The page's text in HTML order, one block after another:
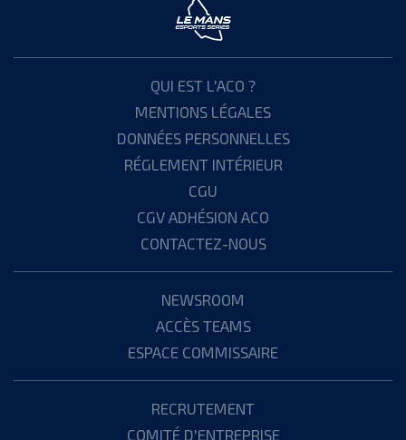
QUI EST L'ACO ?
MENTIONS LÉGALES
DONNÉES PERSONNELLES
RÉGLEMENT INTÉRIEUR
CGU
CGV ADHÉSION ACO
CONTACTEZ-NOUS
NEWSROOM
ACCÈS TEAMS
ESPACE COMMISSAIRE
RECRUTEMENT
COMITÉ D'ENTREPRISE